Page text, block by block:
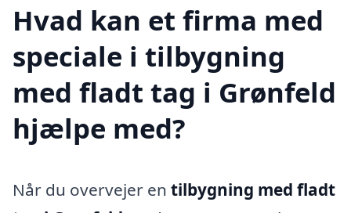
Hvad kan et firma med
speciale i tilbygning
med fladt tag i Grønfeld
hjælpe med?
Når du overvejer en tilbygning med fladt